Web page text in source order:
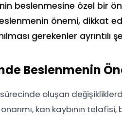
beslenmesine özel bir
önemi, dikkat
gerekenler ayrıntılı
Beslenmenin
oluşan
kan kaybının telafisi,